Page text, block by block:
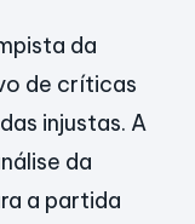
da
de críticas
injustas. A
da
a partida